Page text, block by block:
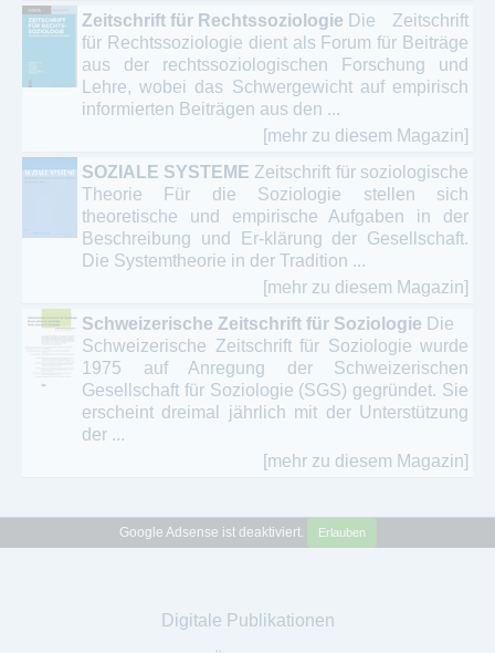
Zeitschrift für Rechtssoziologie Die Zeitschrift
für Rechtssoziologie dient als Forum für Beiträge
aus der rechtssoziologischen Forschung und
Lehre, wobei das Schwergewicht auf empirisch
informierten Beiträgen aus den ...
[mehr zu diesem Magazin]
SOZIALE SYSTEME Zeitschrift für soziologische
Theorie Für die Soziologie stellen sich
theoretische und empirische Aufgaben in der
Beschreibung und Er-klärung der Gesellschaft.
Die Systemtheorie in der Tradition ...
[mehr zu diesem Magazin]
Schweizerische Zeitschrift für Soziologie Die
Schweizerische Zeitschrift für Soziologie wurde
1975 auf Anregung der Schweizerischen
Gesellschaft für Soziologie (SGS) gegründet. Sie
erscheint dreimal jährlich mit der Unterstützung
der ...
[mehr zu diesem Magazin]
Google Adsense ist deaktiviert. Erlauben
Digitale Publikationen